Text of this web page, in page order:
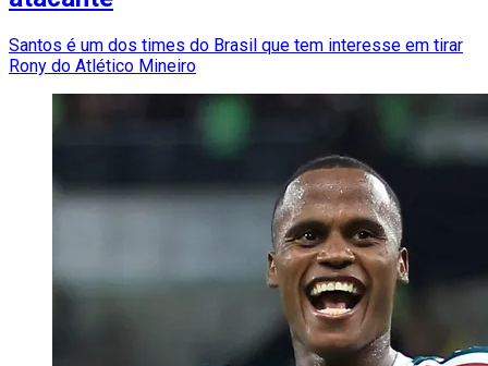
Santos é um dos times do Brasil que tem interesse em tirar
Rony do Atlético Mineiro